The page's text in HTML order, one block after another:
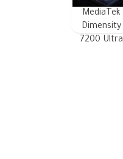
MediaTek
Dimensity
7200 Ultra